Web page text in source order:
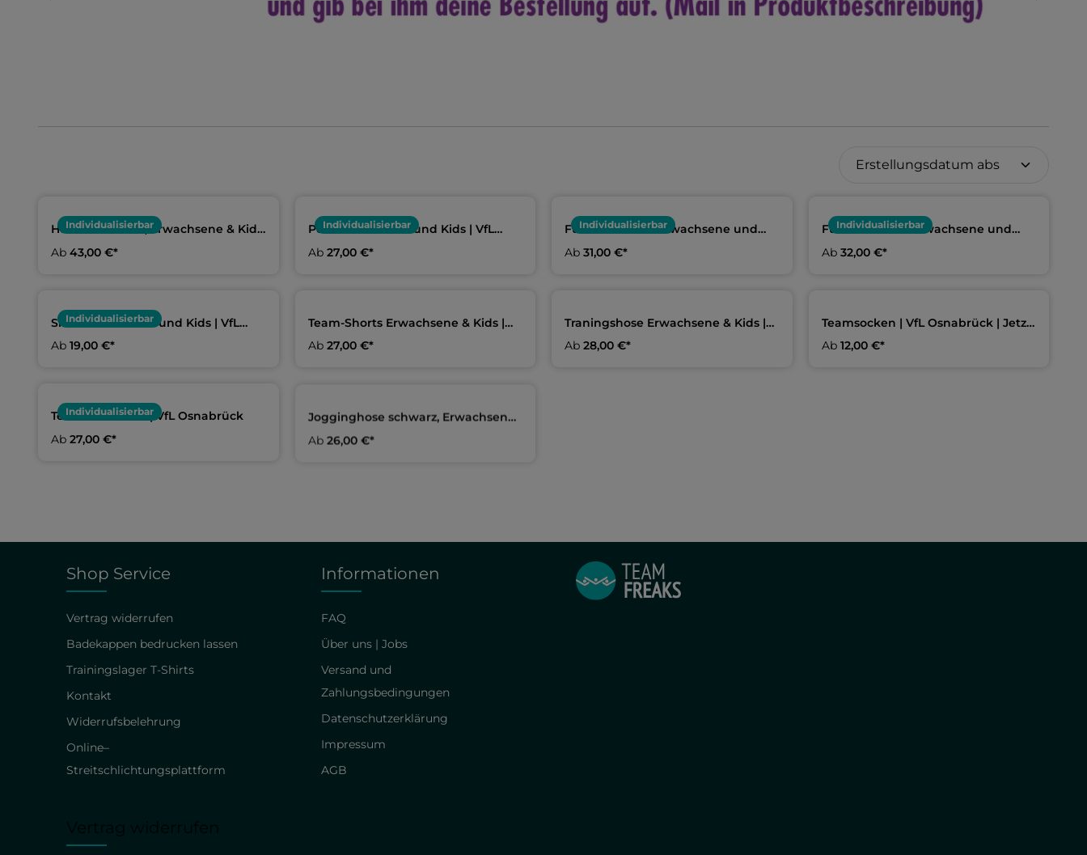
Individualisierbar
Hoodie schwarz, Erwachsene & Kids
Ab 43,00 €*
Individualisierbar
Polo Erwachsene und Kids | VfL
Ab 27,00 €*
Individualisierbar
Funktions-Polo Erwachsene und
Ab 31,00 €*
Individualisierbar
Funktionsshirt Erwachsene und
Ab 32,00 €*
Individualisierbar
Shirt Erwachsene und Kids | VfL
Ab 19,00 €*
Team-Shorts Erwachsene & Kids |
Ab 27,00 €*
Traningshose Erwachsene & Kids |
Ab 28,00 €*
Teamsocken | VfL Osnabrück | Jetzt
Ab 12,00 €*
Individualisierbar
Team Handtuch | VfL Osnabrück
Ab 27,00 €*
Jogginghose schwarz, Erwachsene |
Ab 26,00 €*
Shop Service
Vertrag widerrufen
Badekappen bedrucken lassen
Trainingslager T-Shirts
Kontakt
Widerrufsbelehrung
Online–
Streitschlichtungsplattform
Informationen
FAQ
Über uns | Jobs
Versand und
Zahlungsbedingungen
Datenschutzerklärung
Impressum
AGB